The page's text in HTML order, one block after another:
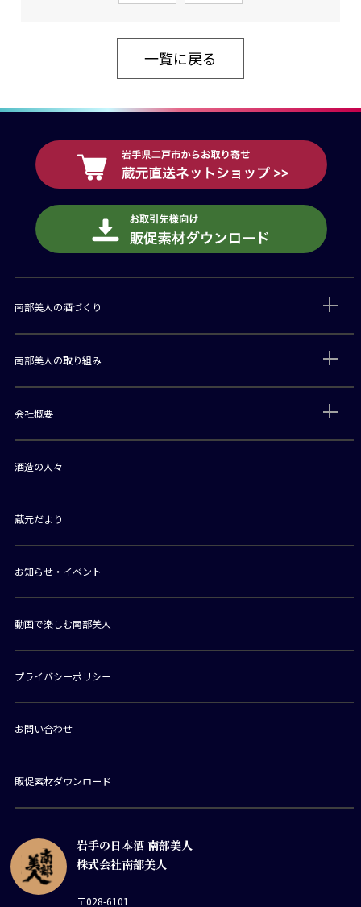
一覧に戻る
岩手の日本酒 南部美人
株式会社南部美人
〒028-6101
南部美人の酒づくり
南部美人の取り組み
会社概要
酒造の人々
蔵元だより
お知らせ・イベント
動画で楽しむ南部美人
プライバシーポリシー
お問い合わせ
販促素材ダウンロード